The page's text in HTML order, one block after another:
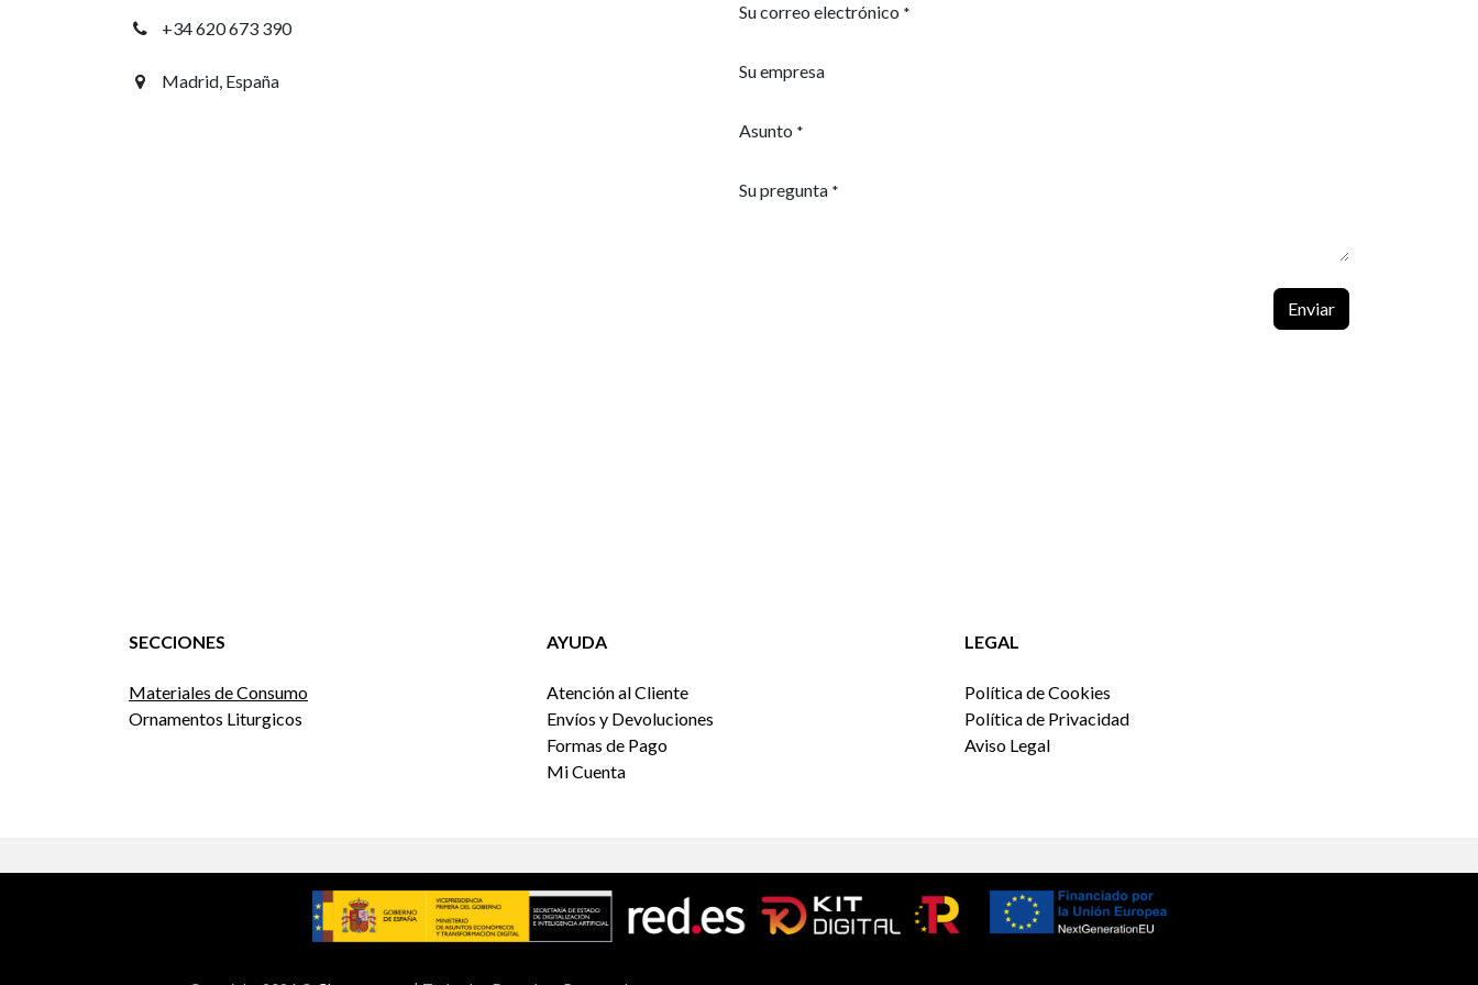
Su correo electrónico *
Su empresa
Asunto *
Su pregunta *
Enviar
+34 620 673 390
Madrid, España
SECCIONES
Materiales de Consumo
Ornamentos Liturgicos
AYUDA
Atención al Cliente
Envíos y Devoluciones
Formas de Pago
Mi Cuenta
LEGAL
Política de Cookies
Política de Privacidad
Aviso Legal